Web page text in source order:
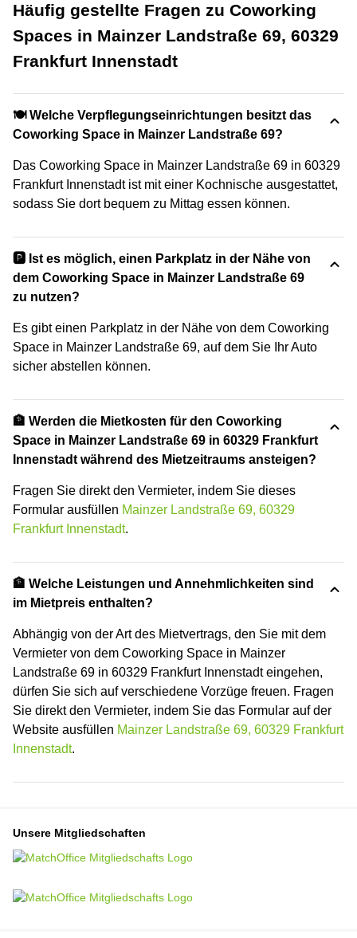
Häufig gestellte Fragen zu Coworking
Spaces in Mainzer Landstraße 69, 60329
Frankfurt Innenstadt
🍽️ Welche Verpflegungseinrichtungen besitzt das
Coworking Space in Mainzer Landstraße 69?
Das Coworking Space in Mainzer Landstraße 69 in 60329
Frankfurt Innenstadt ist mit einer Kochnische ausgestattet,
sodass Sie dort bequem zu Mittag essen können.
🅿️ Ist es möglich, einen Parkplatz in der Nähe von
dem Coworking Space in Mainzer Landstraße 69
zu nutzen?
Es gibt einen Parkplatz in der Nähe von dem Coworking
Space in Mainzer Landstraße 69, auf dem Sie Ihr Auto
sicher abstellen können.
🏦 Werden die Mietkosten für den Coworking
Space in Mainzer Landstraße 69 in 60329 Frankfurt
Innenstadt während des Mietzeitraums ansteigen?
Fragen Sie direkt den Vermieter, indem Sie dieses
Formular ausfüllen Mainzer Landstraße 69, 60329
Frankfurt Innenstadt.
🏦 Welche Leistungen und Annehmlichkeiten sind
im Mietpreis enthalten?
Abhängig von der Art des Mietvertrags, den Sie mit dem
Vermieter von dem Coworking Space in Mainzer
Landstraße 69 in 60329 Frankfurt Innenstadt eingehen,
dürfen Sie sich auf verschiedene Vorzüge freuen. Fragen
Sie direkt den Vermieter, indem Sie das Formular auf der
Website ausfüllen Mainzer Landstraße 69, 60329 Frankfurt
Innenstadt.
Unsere Mitgliedschaften